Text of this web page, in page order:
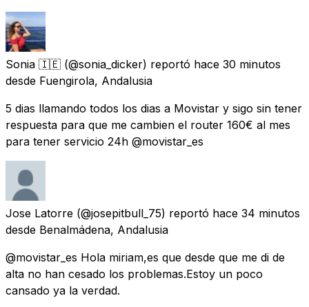
Sonia 🇮🇪 (@sonia_dicker) reportó hace 30 minutos
desde Fuengirola, Andalusia
5 dias llamando todos los dias a Movistar y sigo sin tener
respuesta para que me cambien el router 160€ al mes
para tener servicio 24h @movistar_es
Jose Latorre (@josepitbull_75) reportó hace 34 minutos
desde Benalmádena, Andalusia
@movistar_es Hola miriam,es que desde que me di de
alta no han cesado los problemas.Estoy un poco
cansado ya la verdad.